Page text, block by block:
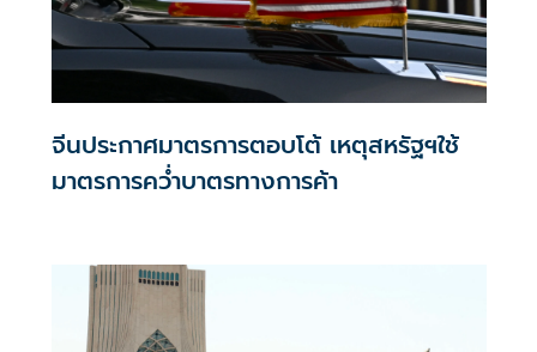
จีนประกาศมาตรการตอบโต้ เหตุสหรัฐฯใช้
มาตรการคว่ำบาตรทางการค้า